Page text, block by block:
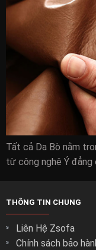
Tất cả Da Bò nằm
từ công nghệ Ý đẳng
THÔNG TIN CHUNG
Liên Hệ Zsofa
Chính sách bảo